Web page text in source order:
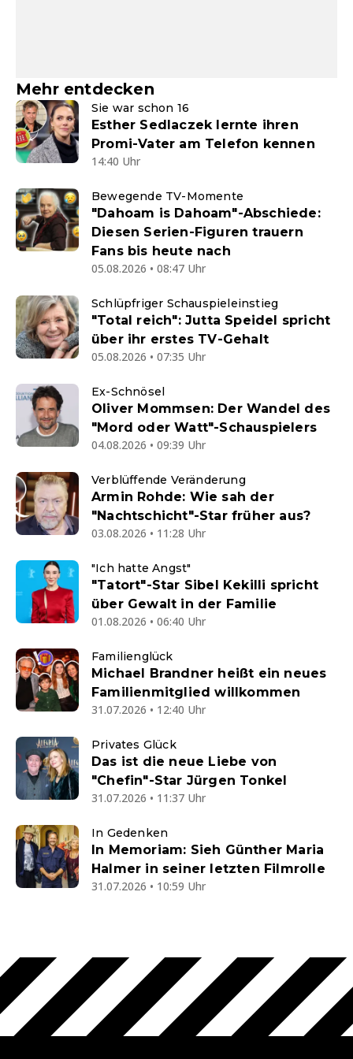
Mehr entdecken
Sie war schon 16
Esther Sedlaczek lernte ihren
Promi-Vater am Telefon kennen
14:40 Uhr
Bewegende TV-Momente
"Dahoam is Dahoam"-Abschiede:
Diesen Serien-Figuren trauern
Fans bis heute nach
05.08.2026 • 08:47 Uhr
Schlüpfriger Schauspieleinstieg
"Total reich": Jutta Speidel spricht
über ihr erstes TV-Gehalt
05.08.2026 • 07:35 Uhr
Ex-Schnösel
Oliver Mommsen: Der Wandel des
"Mord oder Watt"-Schauspielers
04.08.2026 • 09:39 Uhr
Verblüffende Veränderung
Armin Rohde: Wie sah der
"Nachtschicht"-Star früher aus?
03.08.2026 • 11:28 Uhr
"Ich hatte Angst"
"Tatort"-Star Sibel Kekilli spricht
über Gewalt in der Familie
01.08.2026 • 06:40 Uhr
Familienglück
Michael Brandner heißt ein neues
Familienmitglied willkommen
31.07.2026 • 12:40 Uhr
Privates Glück
Das ist die neue Liebe von
"Chefin"-Star Jürgen Tonkel
31.07.2026 • 11:37 Uhr
In Gedenken
In Memoriam: Sieh Günther Maria
Halmer in seiner letzten Filmrolle
31.07.2026 • 10:59 Uhr